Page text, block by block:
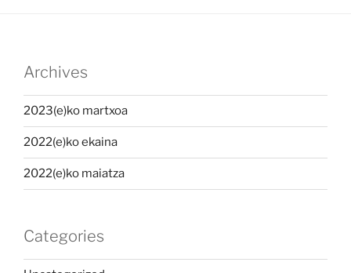
Archives
2023(e)ko martxoa
2022(e)ko ekaina
2022(e)ko maiatza
Categories